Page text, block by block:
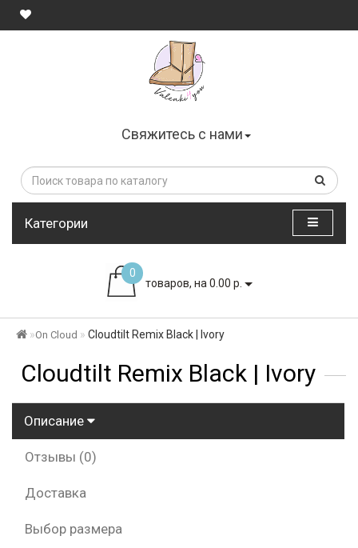
Свяжитесь с нами
Категории
0
товаров, на 0.00 р.
On Cloud Cloudtilt Remix Black | Ivory
Cloudtilt Remix Black | Ivory
Описание
Отзывы (0)
Доставка
Выбор размера